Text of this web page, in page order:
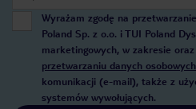
Wyrażam zgodę na
Poland Sp. z o.o. i TUI Poland
marketingowych, w zakresie
przetwarzaniu danych
komunikacji (e-mail), także z
systemów wywołujących.